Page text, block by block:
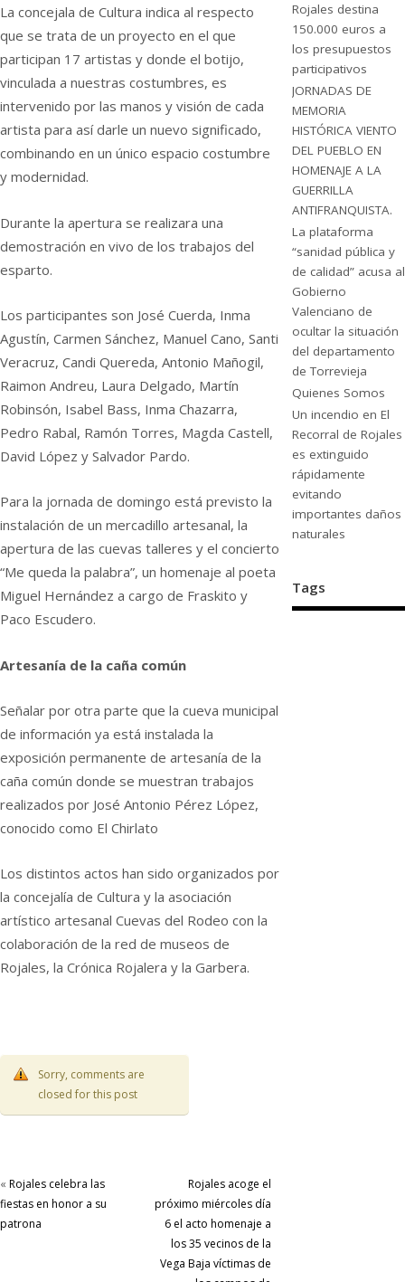
La concejala de Cultura indica al respecto
que se trata de un proyecto en el que
participan 17 artistas y donde el botijo,
vinculada a nuestras costumbres, es
intervenido por las manos y visión de cada
artista para así darle un nuevo significado,
combinando en un único espacio costumbre
y modernidad.
Durante la apertura se realizara una
demostración en vivo de los trabajos del
esparto.
Los participantes son José Cuerda, Inma
Agustín, Carmen Sánchez, Manuel Cano, Santi
Veracruz, Candi Quereda, Antonio Mañogil,
Raimon Andreu, Laura Delgado, Martín
Robinsón, Isabel Bass, Inma Chazarra,
Pedro Rabal, Ramón Torres, Magda Castell,
David López y Salvador Pardo.
Para la jornada de domingo está previsto la
instalación de un mercadillo artesanal, la
apertura de las cuevas talleres y el concierto
“Me queda la palabra”, un homenaje al poeta
Miguel Hernández a cargo de Fraskito y
Paco Escudero.
Artesanía de la caña común
Señalar por otra parte que la cueva municipal
de información ya está instalada la
exposición permanente de artesanía de la
caña común donde se muestran trabajos
realizados por José Antonio Pérez López,
conocido como El Chirlato
Los distintos actos han sido organizados por
la concejalía de Cultura y la asociación
artístico artesanal Cuevas del Rodeo con la
colaboración de la red de museos de
Rojales, la Crónica Rojalera y la Garbera.
Sorry, comments are
closed for this post
« Rojales celebra las
fiestas en honor a su
patrona
Rojales acoge el
próximo miércoles día
6 el acto homenaje a
los 35 vecinos de la
Vega Baja víctimas de
Rojales destina
150.000 euros a
los presupuestos
participativos
JORNADAS DE
MEMORIA
HISTÓRICA VIENTO
DEL PUEBLO EN
HOMENAJE A LA
GUERRILLA
ANTIFRANQUISTA.
La plataforma
“sanidad pública y
de calidad” acusa al
Gobierno
Valenciano de
ocultar la situación
del departamento
de Torrevieja
Quienes Somos
Un incendio en El
Recorral de Rojales
es extinguido
rápidamente
evitando
importantes daños
naturales
Tags